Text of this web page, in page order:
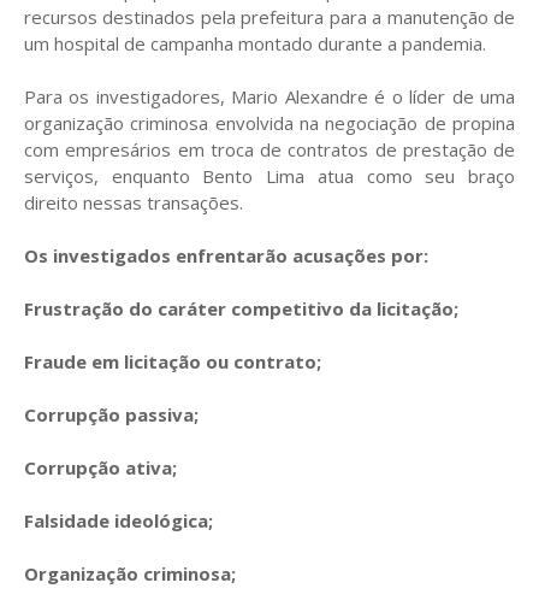
recursos destinados pela prefeitura para a manutenção de
um hospital de campanha montado durante a pandemia.
Para os investigadores, Mario Alexandre é o líder de uma
organização criminosa envolvida na negociação de propina
com empresários em troca de contratos de prestação de
serviços, enquanto Bento Lima atua como seu braço
direito nessas transações.
Os investigados enfrentarão acusações por:
Frustração do caráter competitivo da licitação;
Fraude em licitação ou contrato;
Corrupção passiva;
Corrupção ativa;
Falsidade ideológica;
Organização criminosa;